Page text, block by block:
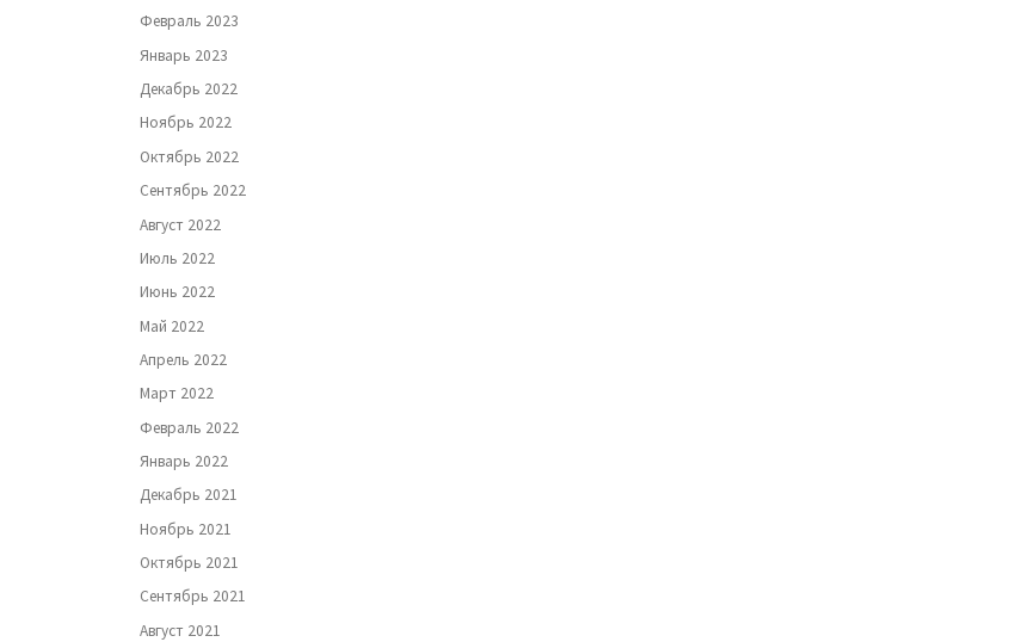
Февраль 2023
Январь 2023
Декабрь 2022
Ноябрь 2022
Октябрь 2022
Сентябрь 2022
Август 2022
Июль 2022
Июнь 2022
Май 2022
Апрель 2022
Март 2022
Февраль 2022
Январь 2022
Декабрь 2021
Ноябрь 2021
Октябрь 2021
Сентябрь 2021
Август 2021